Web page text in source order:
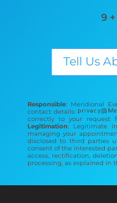
9
Tell Us
Responsible: Meridional
contact details:
correctly to your request
Legitimation: Legitimate
managing your
disclosed to third parties
consent of the interested
access, rectification,
processing, as explained in